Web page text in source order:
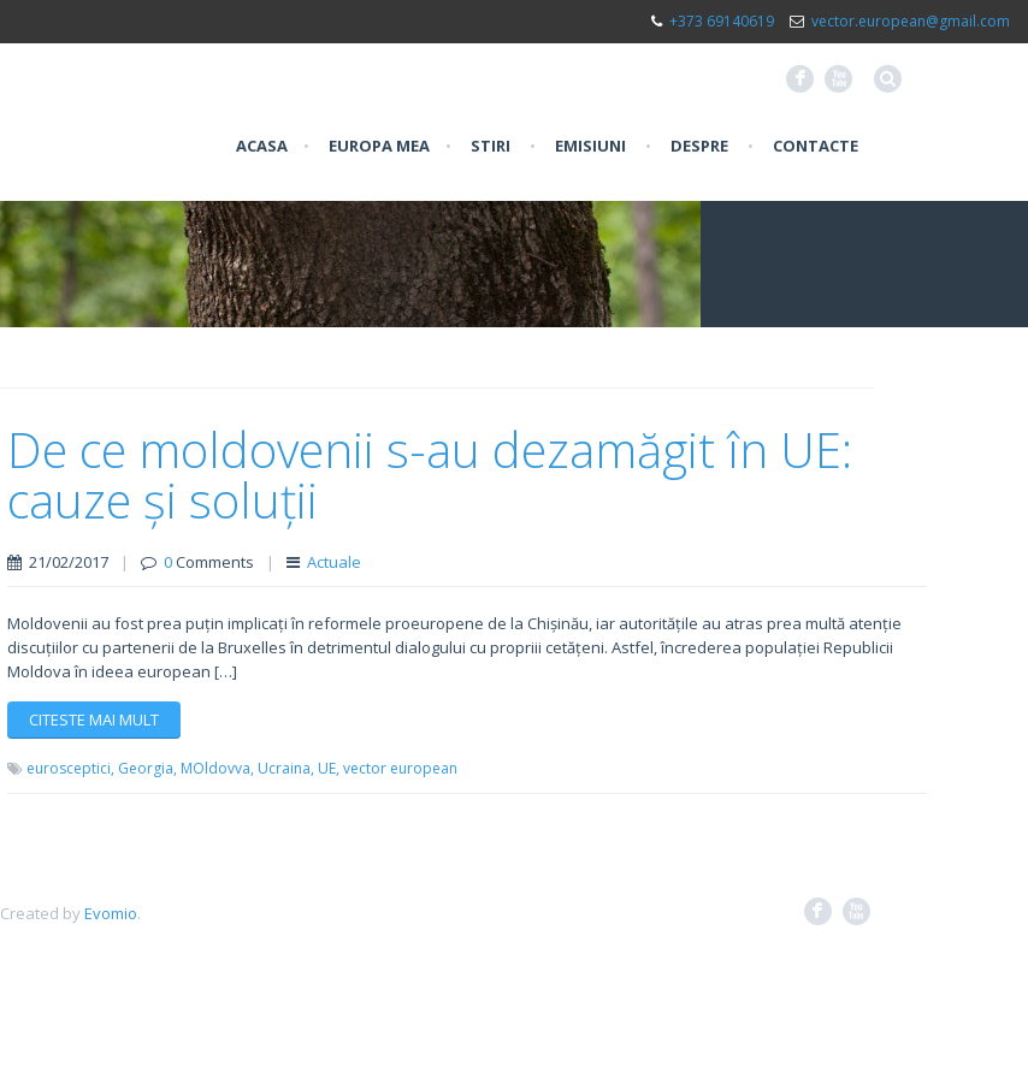
+373 69140619 vector.european@gmail.com
F X
ACASA • EUROPA MEA • STIRI • EMISIUNI • DESPRE • CONTACTE
De ce moldovenii s-au dezamăgit în UE:
cauze și soluții
21/02/2017 | 0Comments | Actuale
Moldovenii au fost prea puțin implicați în reformele proeuropene de la Chișinău, iar autoritățile au atras prea multă atenție
discuțiilor cu partenerii de la Bruxelles în detrimentul dialogului cu propriii cetățeni. Astfel, încrederea populației Republicii
Moldova în ideea european […]
CITESTE MAI MULT
eurosceptici, Georgia, MOldovva, Ucraina, UE, vector european
Created byEvomio. F X